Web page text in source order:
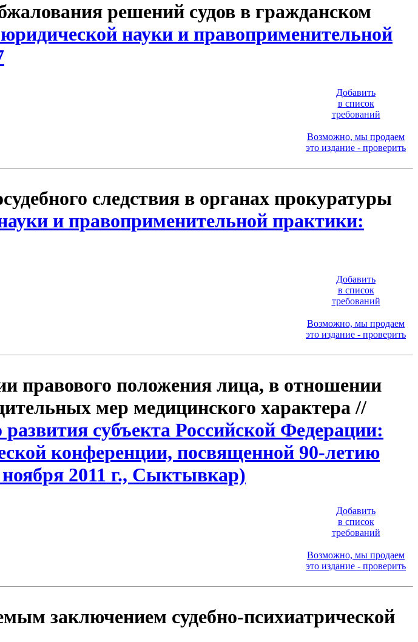
решений судов в гражданском
науки и правоприменительной
Добавить
в список
требований
Возможно, мы продаем
это издание - проверить
следствия в органах прокуратуры
и правоприменительной практики:
Добавить
в список
требований
Возможно, мы продаем
это издание - проверить
правового положения лица, в отношении
мер медицинского характера //
субъекта Российской Федерации:
конференции, посвященной 90-летию
2011 г., Сыктывкар)
Добавить
в список
требований
Возможно, мы продаем
это издание - проверить
заключением судебно-психиатрической